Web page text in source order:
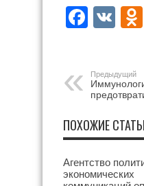
VK
Предыдущий
ПОХОЖИЕ
Агентство
экономических